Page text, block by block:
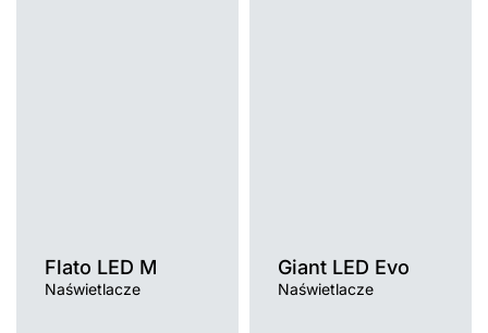
Flato LED M
Naświetlacze
Giant LED Evo
Naświetlacze